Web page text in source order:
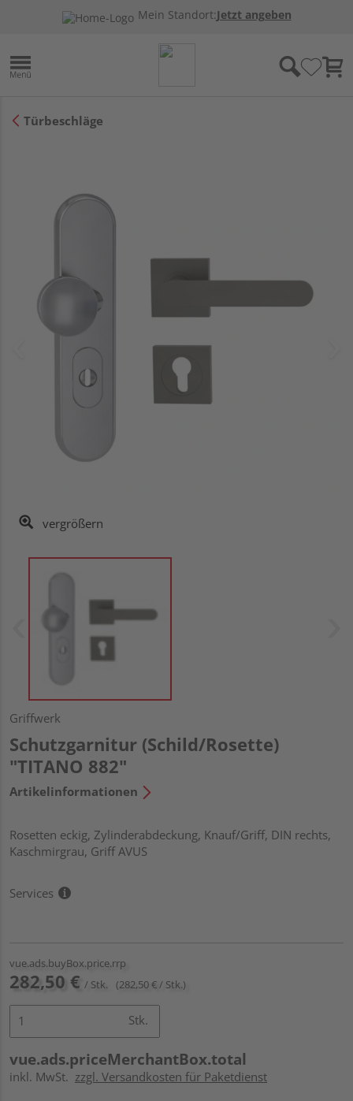
Mein Standort:Jetzt angeben
Türbeschläge
vergrößern
Griffwerk
Schutzgarnitur (Schild/Rosette)
"TITANO 882"
Artikelinformationen
Rosetten eckig, Zylinderabdeckung, Knauf/Griff, DIN rechts,
Kaschmirgrau, Griff AVUS
Services
vue.ads.buyBox.price.rrp
282,50 € / Stk. (282,50 € / Stk.)
Stk.
vue.ads.priceMerchantBox.total
inkl. MwSt. zzgl. Versandkosten für Paketdienst